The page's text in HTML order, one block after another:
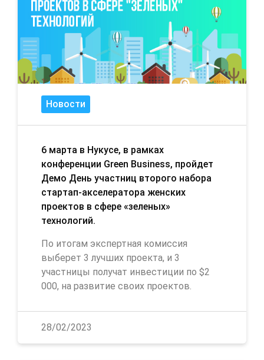
Новости
6 марта в Нукусе, в рамках
конференции Green Business, пройдет
Демо День участниц второго набора
стартап-акселератора женских
проектов в сфере «зеленых»
технологий.
По итогам экспертная комиссия
выберет 3 лучших проекта, и 3
участницы получат инвестиции по $2
000, на развитие своих проектов.
28/02/2023